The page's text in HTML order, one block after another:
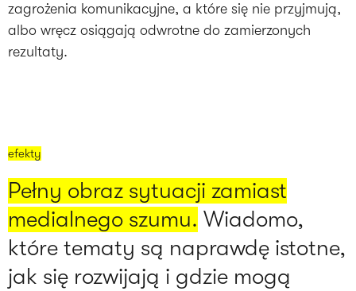
zagrożenia komunikacyjne, a które się nie przyjmują,
albo wręcz osiągają odwrotne do zamierzonych
rezultaty.
efekty
Pełny obraz sytuacji zamiast
medialnego szumu. Wiadomo,
które tematy są naprawdę istotne,
jak się rozwijają i gdzie mogą